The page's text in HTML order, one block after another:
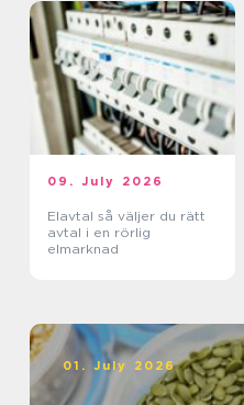
09. July 2026
Elavtal så väljer du rätt
avtal i en rörlig
elmarknad
01. July 2026